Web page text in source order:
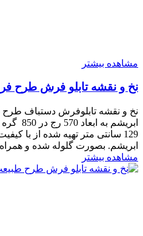
مشاهده بیشتر
نخ و نقشه تابلو فرش طرح
129 سانتی متر تهیه شده از با
ابریشم. بصورت گلوله شده و همراه
مشاهده بیشتر